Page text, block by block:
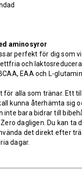
aminosyror
perfekt för dig som
och
EAA och L-
för alla som tränar. Ett
kunna återhämta sig
inte bara bidrar till
dagligen. Du kan
det direkt efter
dagar.